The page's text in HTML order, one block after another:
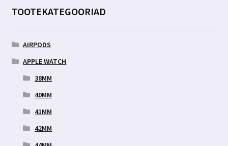
TOOTEKATEGOORIAD
AIRPODS
APPLE WATCH
38MM
40MM
41MM
42MM